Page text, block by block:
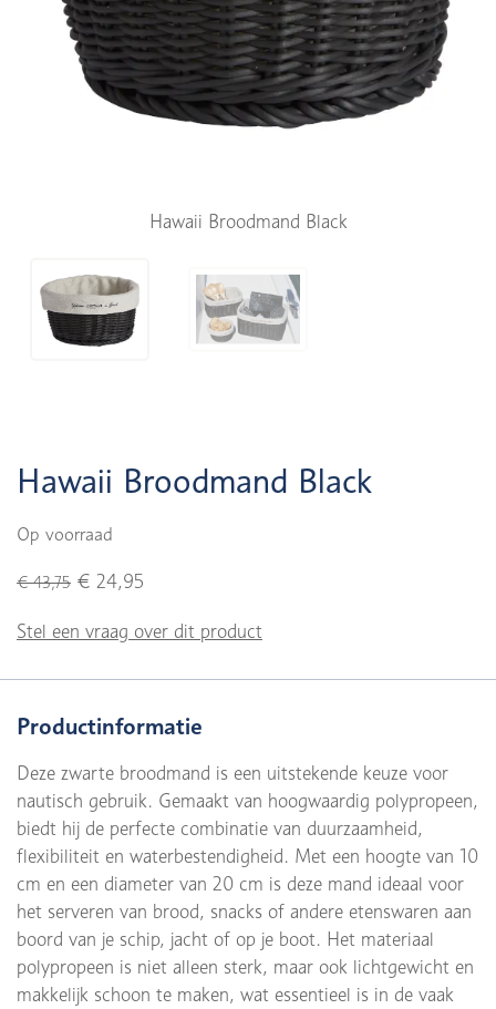
Hawaii Broodmand Black
Hawaii Broodmand Black
Op voorraad
€ 43,75 € 24,95
Stel een vraag over dit product
Productinformatie
Deze zwarte broodmand is een uitstekende keuze voor
nautisch gebruik. Gemaakt van hoogwaardig polypropeen,
biedt hij de perfecte combinatie van duurzaamheid,
flexibiliteit en waterbestendigheid. Met een hoogte van 10
cm en een diameter van 20 cm is deze mand ideaal voor
het serveren van brood, snacks of andere etenswaren aan
boord van je schip, jacht of op je boot. Het materiaal
polypropeen is niet alleen sterk, maar ook lichtgewicht en
makkelijk schoon te maken, wat essentieel is in de vaak